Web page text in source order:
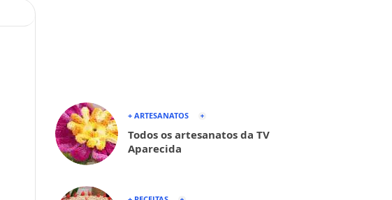
+ ARTESANATOS
Todos os artesanatos da TV
Aparecida